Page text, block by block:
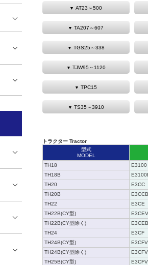
AT23～500
TA207～607
TGS25～338
TJW95～1120
TPC15
TS35～3910
トラクター Tractor
型式
MODEL
TH18 E3100
TH18B
TH20
E3CC
TH20B
E3CCB
TH22
E3CE
TH22B(CY型)
TH22B(CY型除く)
E3CEB
TH24
E3CF
TH24B(CY型)
TH24B(CY型除く)
TH25B(CY型)